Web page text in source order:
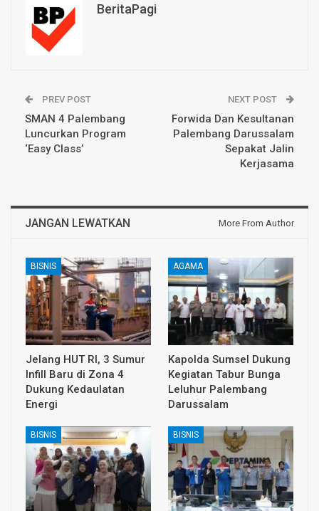
BeritaPagi
PREV POST
SMAN 4 Palembang
Luncurkan Program
‘Easy Class’
NEXT POST
Forwida Dan Kesultanan
Palembang Darussalam
Sepakat Jalin
Kerjasama
JANGAN LEWATKAN More From Author
BISNIS
Jelang HUT RI, 3 Sumur
Infill Baru di Zona 4
Dukung Kedaulatan
Energi
AGAMA
Kapolda Sumsel Dukung
Kegiatan Tabur Bunga
Leluhur Palembang
Darussalam
BISNIS BISNIS